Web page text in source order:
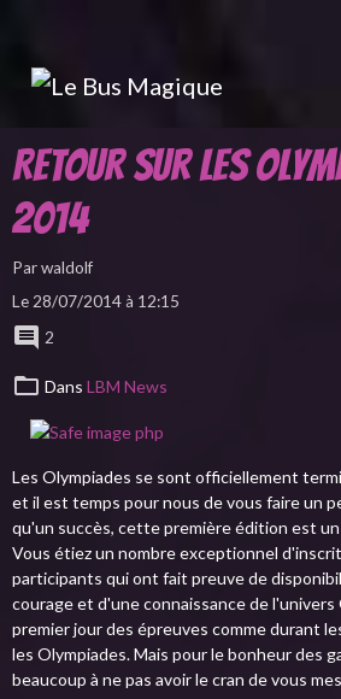
Retour sur les
2014
Parwaldolf
Le 28/07/2014à 12:15
2
Dans LBM News
Les Olympiades se sont officiellement
et il est temps pour nous de vous faire un
qu'un succès, cette première édition est
Vous étiez un nombre exceptionnel
participants qui ont fait preuve de
courage et d'une connaissance de l'univers
premier jour des épreuves comme durant
les Olympiades. Mais pour le bonheur des
beaucoup à ne pas avoir le cran de vous